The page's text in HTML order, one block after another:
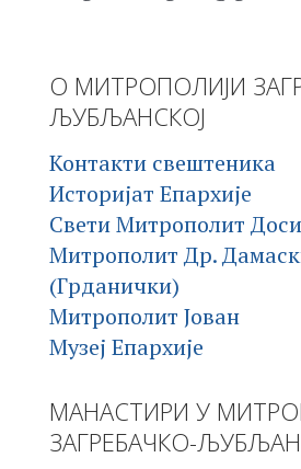
О МИТРОПОЛИЈИ
ЉУБЉАНСКОЈ
Контакти свештеника
Историјат Епархије
Свети Митрополит
Митрополит Др.
(Грданички)
Митрополит Јован
Музеј Епархије
МАНАСТИРИ У
ЗАГРЕБАЧКО-